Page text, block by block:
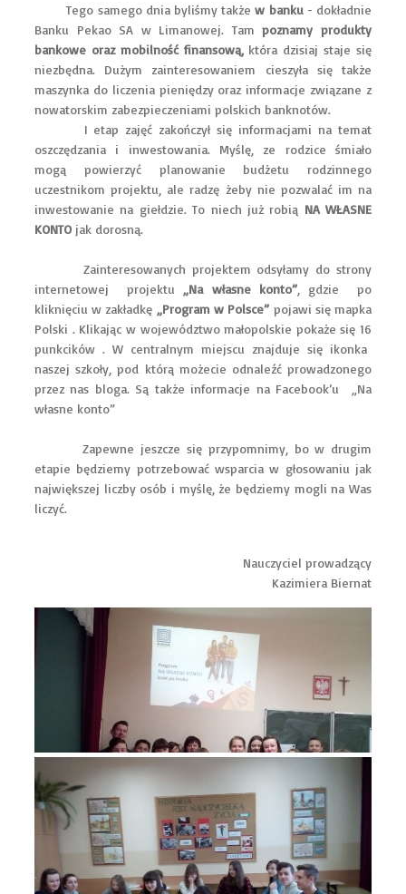
Tego samego dnia byliśmy takżew banku- dokładnie
Banku Pekao SA w Limanowej. Tampoznamy produkty
bankowe oraz mobilność finansową,która dzisiaj staje się
niezbędna. Dużym zainteresowaniem cieszyła się także
maszynka do liczenia pieniędzy oraz informacje związane z
nowatorskim zabezpieczeniami polskich banknotów.
I etap zajęć zakończył się informacjami na temat
oszczędzania i inwestowania. Myślę, ze rodzice śmiało
mogą powierzyć planowanie budżetu rodzinnego
uczestnikom projektu, ale radzę żeby nie pozwalać im na
inwestowanie na giełdzie. To niech już robią NA WŁASNE
KONTOjak dorosną.
Zainteresowanych projektem odsyłamy do strony
internetowej projektu „Na własne konto”, gdzie po
kliknięciu w zakładkę „Program w Polsce” pojawi się mapka
Polski . Klikając w województwo małopolskie pokaże się 16
punkcików . W centralnym miejscu znajduje się ikonka
naszej szkoły, pod którą możecie odnaleźć prowadzonego
przez nas bloga. Są także informacje na Facebook’u „Na
własne konto”
Zapewne jeszcze się przypomnimy, bo w drugim
etapie będziemy potrzebować wsparcia w głosowaniu jak
największej liczby osób i myślę, że będziemy mogli na Was
liczyć.
Nauczyciel prowadzący
Kazimiera Biernat